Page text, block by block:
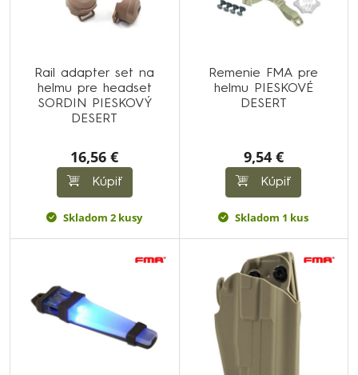
Rail adapter set na
helmu pre headset
SORDIN PIESKOVÝ
DESERT
16,56 €
Kúpiť
Skladom 2 kusy
Remenie FMA pre
helmu PIESKOVÉ
DESERT
9,54 €
Kúpiť
Skladom 1 kus